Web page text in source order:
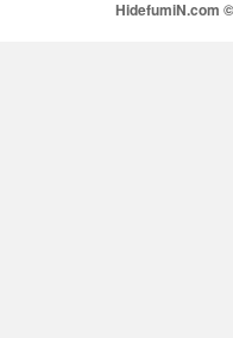
HidefumiN.com